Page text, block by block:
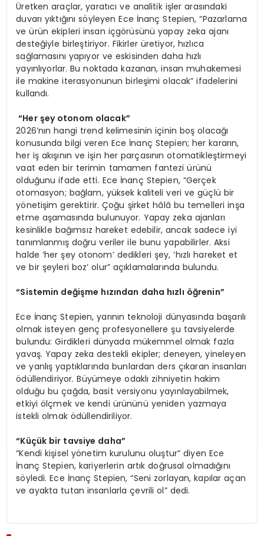
Üretken araçlar, yaratıcı ve analitik işler arasındaki
duvarı yıktığını söyleyen Ece İnanç Stepien, “Pazarlama
ve ürün ekipleri insan içgörüsünü yapay zeka ajanı
desteğiyle birleştiriyor. Fikirler üretiyor, hızlıca
sağlamasını yapıyor ve eskisinden daha hızlı
yayınlıyorlar. Bu noktada kazanan, insan muhakemesi
ile makine iterasyonunun birleşimi olacak” ifadelerini
kullandı.
“Her şey otonom olacak”
2026’nın hangi trend kelimesinin içinin boş olacağı
konusunda bilgi veren Ece İnanç Stepien; her kararın,
her iş akışının ve işin her parçasının otomatikleştirmeyi
vaat eden bir terimin tamamen fantezi ürünü
olduğunu ifade etti. Ece İnanç Stepien, “Gerçek
otomasyon; bağlam, yüksek kaliteli veri ve güçlü bir
yönetişim gerektirir. Çoğu şirket hâlâ bu temelleri inşa
etme aşamasında bulunuyor. Yapay zeka ajanları
kesinlikle bağımsız hareket edebilir, ancak sadece iyi
tanımlanmış doğru veriler ile bunu yapabilirler. Aksi
halde ‘her şey otonom’ dedikleri şey, ‘hızlı hareket et
ve bir şeyleri boz’ olur” açıklamalarında bulundu.
“Sistemin değişme hızından daha hızlı öğrenin”
Ece İnanç Stepien, yarının teknoloji dünyasında başarılı
olmak isteyen genç profesyonellere şu tavsiyelerde
bulundu: Girdikleri dünyada mükemmel olmak fazla
yavaş. Yapay zeka destekli ekipler; deneyen, yineleyen
ve yanlış yaptıklarında bunlardan ders çıkaran insanları
ödüllendiriyor. Büyümeye odaklı zihniyetin hakim
olduğu bu çağda, basit versiyonu yayınlayabilmek,
etkiyi ölçmek ve kendi ürününü yeniden yazmaya
istekli olmak ödüllendiriliyor.
“Küçük bir tavsiye daha”
“Kendi kişisel yönetim kurulunu oluştur” diyen Ece
İnanç Stepien, kariyerlerin artık doğrusal olmadığını
söyledi. Ece İnanç Stepien, “Seni zorlayan, kapılar açan
ve ayakta tutan insanlarla çevrili ol” dedi.